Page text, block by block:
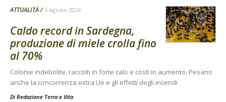
ATTUALITÀ 5 Agosto 2026
Caldo record in Sardegna,
produzione di miele crolla fino
al 70%
Colonie indebolite, raccolti in forte calo e costi in aumento. Pesano
anche la concorrenza extra Ue e gli effetti degli incendi
Di Redazione Terra e Vita